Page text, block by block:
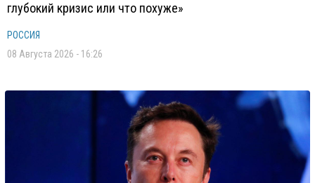
глубокий кризис или что похуже»
РОССИЯ
08 Августа 2026 - 16:26